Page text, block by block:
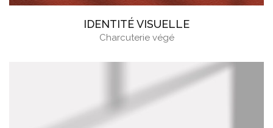
IDENTITÉ VISUELLE
Charcuterie végé